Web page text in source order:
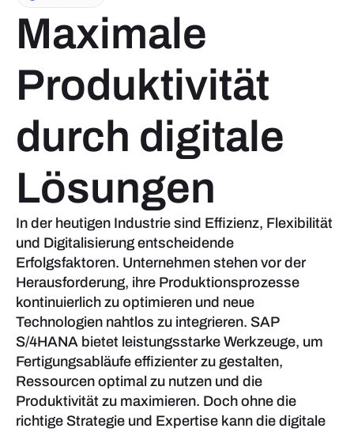
Maximale
Produktivität
durch digitale
Lösungen
In der heutigen Industrie sind Effizienz, Flexibilität
und Digitalisierung entscheidende
Erfolgsfaktoren. Unternehmen stehen vor der
Herausforderung, ihre Produktionsprozesse
kontinuierlich zu optimieren und neue
Technologien nahtlos zu integrieren. SAP
S/4HANA bietet leistungsstarke Werkzeuge, um
Fertigungsabläufe effizienter zu gestalten,
Ressourcen optimal zu nutzen und die
Produktivität zu maximieren. Doch ohne die
richtige Strategie und Expertise kann die digitale